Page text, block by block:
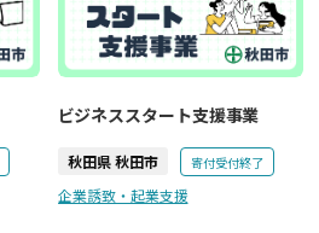
ビジネススタート支援事業
秋田県 秋田市 寄付受付終了
企業誘致・起業支援